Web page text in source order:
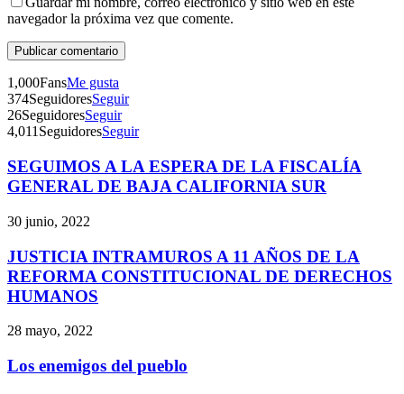
Telegram
navegador la próxima vez que comente.
1,000FansMe gusta
374SeguidoresSeguir
26SeguidoresSeguir
4,011 SeguidoresSeguir
SEGUIMOS A LA ESPERA DE LA FISCALÍA
GENERAL DE BAJA CALIFORNIA SUR
30 junio, 2022
JUSTICIA INTRAMUROS A 11 AÑOS DE LA
REFORMA CONSTITUCIONAL DE DERECHOS
HUMANOS
28 mayo, 2022
Los enemigos del pueblo